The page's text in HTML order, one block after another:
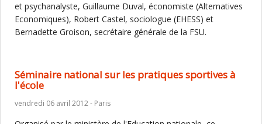
et psychanalyste, Guillaume Duval, économiste (Alternatives
Economiques), Robert Castel, sociologue (EHESS) et
Bernadette Groison, secrétaire générale de la FSU.
Séminaire national sur les pratiques sportives à
l'école
vendredi 06 avril 2012 - Paris